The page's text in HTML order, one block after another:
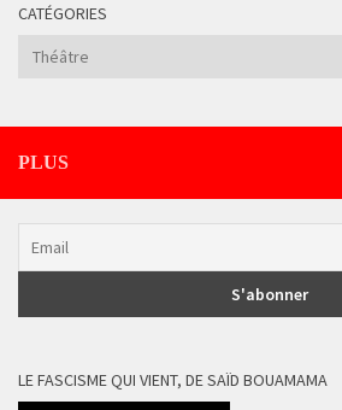
CATÉGORIES
Catégories
PLUS
LE FASCISME QUI VIENT, DE SAÏD BOUAMAMA